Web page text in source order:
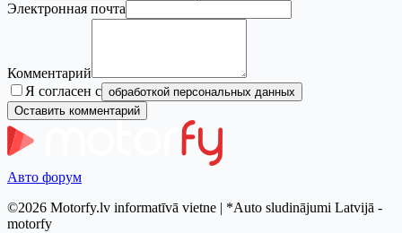
Электронная почта
Комментарий
Я согласен с обработкой персональных данных
Оставить комментарий
Авто форум
©2026 Motorfy.lv informatīvā vietne | *Auto sludinājumi Latvijā -
motorfy